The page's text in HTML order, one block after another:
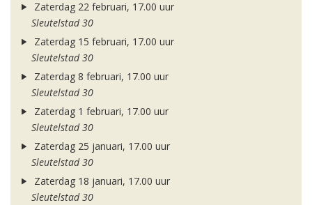
Zaterdag 22 februari, 17.00 uur
Sleutelstad 30
Zaterdag 15 februari, 17.00 uur
Sleutelstad 30
Zaterdag 8 februari, 17.00 uur
Sleutelstad 30
Zaterdag 1 februari, 17.00 uur
Sleutelstad 30
Zaterdag 25 januari, 17.00 uur
Sleutelstad 30
Zaterdag 18 januari, 17.00 uur
Sleutelstad 30